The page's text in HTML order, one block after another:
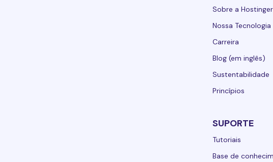
Sobre a Hostinger
Nossa Tecnologia
Carreira
Blog (em inglês)
Sustentabilidade
Princípios
SUPORTE
Tutoriais
Base de